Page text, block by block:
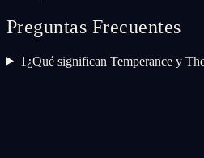
Preguntas Frecuentes
1 ¿Qué significan Temperance y